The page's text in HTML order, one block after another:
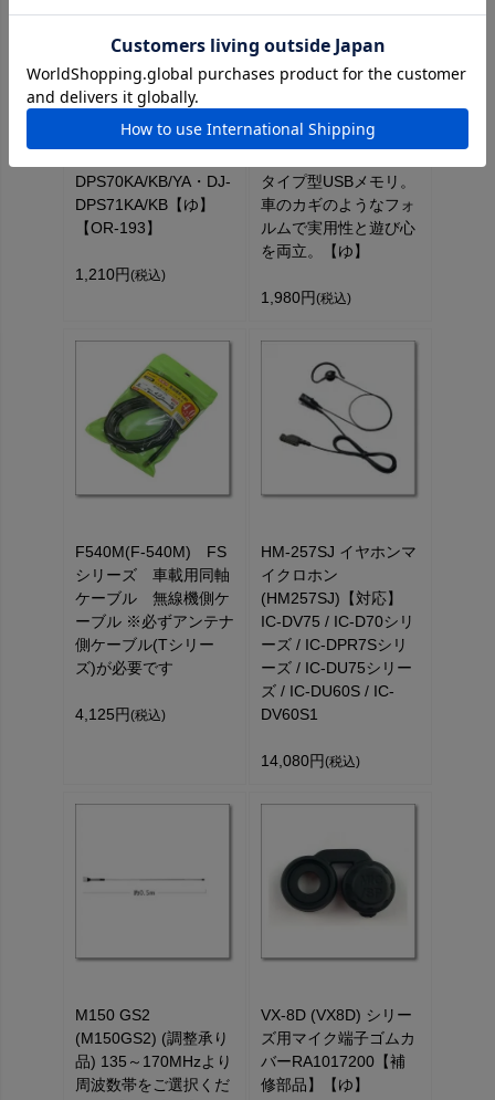
SPF-DPS70
（SPFDPS70）CQオ
ームオリジナル液晶保
DPS70KA/KB/YA・DJ-
DPS71KA/KB【ゆ】
【OR-193】
1,210円 (税込)
ICOMロゴ Ver.2 アイ
コム情報機器USB（ロ
ゴVer.／32GB）アイコ
タイプ型USBメモリ。
車のカギのようなフォ
ルムで実用性と遊び心
を両立。【ゆ】
1,980円 (税込)
F540M(F-540M) FS
シリーズ 車載用同軸
ケーブル 無線機側ケ
ーブル ※必ずアンテナ
側ケーブル(Tシリー
ズ)が必要です
4,125円 (税込)
HM-257SJ イヤホンマ
イクロホン
(HM257SJ)【対応】
IC-DV75 / IC-D70シリ
ーズ / IC-DPR7Sシリ
ーズ / IC-DU75シリー
ズ / IC-DU60S / IC-
DV60S1
14,080円 (税込)
M150 GS2
(M150GS2) (調整承り
品) 135～170MHzより
周波数帯をご選択くだ
VX-8D (VX8D) シリー
ズ用マイク端子ゴムカ
バーRA1017200【補
修部品】【ゆ】